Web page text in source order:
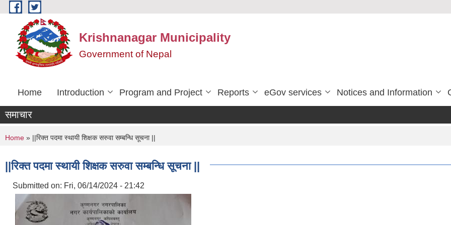
Skip to main content
Krishnanagar Municipality
Government of Nepal
Home Introduction Program and Project Reports eGov services Notices and Information
समाचार
You are here
Home » ||रिक्त पदमा स्थायी शिक्षक सरुवा सम्बन्धि सूचना ||
||रिक्त पदमा स्थायी शिक्षक सरुवा सम्बन्धि सूचना ||
Submitted on: Fri, 06/14/2024 - 21:42